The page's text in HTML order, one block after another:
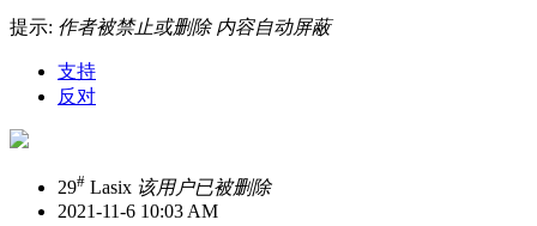
提示: 作者被禁止或删除 内容自动屏蔽
支持
反对
29# Lasix 该用户已被删除
2021-11-6 10:03 AM